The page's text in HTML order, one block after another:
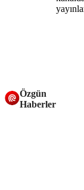
Özgün
Haberler